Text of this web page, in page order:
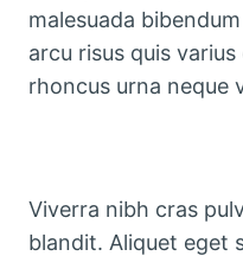
malesuada
arcu risus quis
rhoncus urna neque
Viverra nibh cras
blandit. Aliquet eget